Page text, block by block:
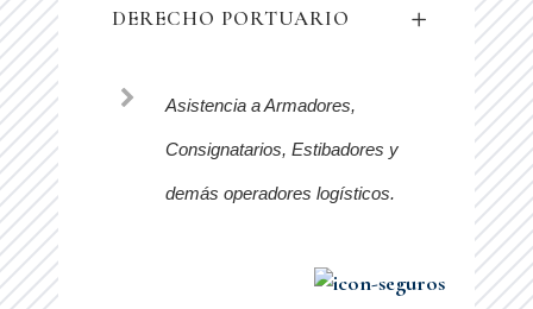
DERECHO PORTUARIO
Asistencia a Armadores,
Consignatarios, Estibadores y
demás operadores logísticos.